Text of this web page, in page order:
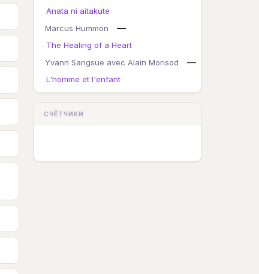
Anata ni aitakute
Marcus Hummon
—
The Healing of a Heart
Yvann Sangsue avec Alain Morisod
—
L'homme et l'enfant
СЧЁТЧИКИ